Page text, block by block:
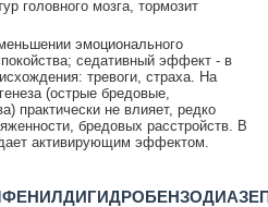
головного мозга, тормозит
эмоционального
седативный эффект - в
тревоги, страха. На
(острые бредовые,
практически не влияет, редко
бредовых расстройств. В
активирующим эффектом.